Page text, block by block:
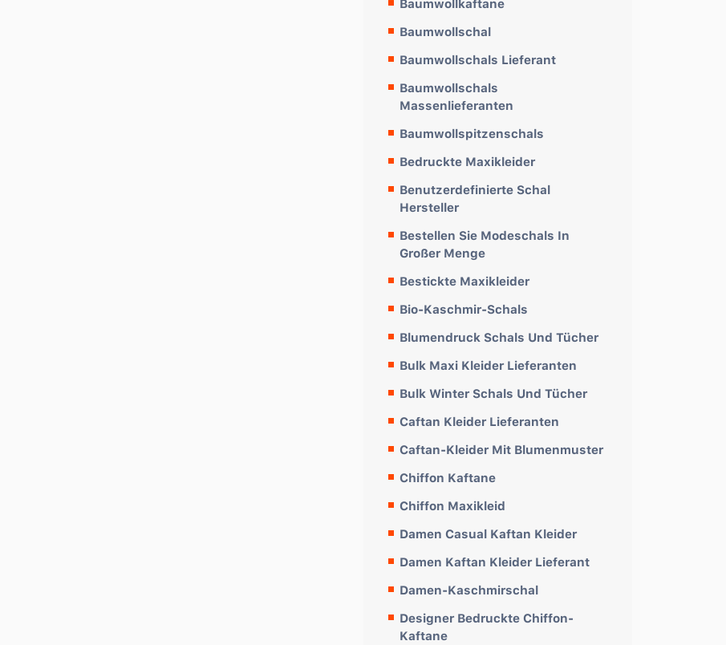
Baumwollschal
Baumwollschals Lieferant
Baumwollschals
Massenlieferanten
Baumwollspitzenschals
Bedruckte Maxikleider
Benutzerdefinierte Schal
Hersteller
Bestellen Sie Modeschals In
Großer Menge
Bestickte Maxikleider
Bio-Kaschmir-Schals
Blumendruck Schals Und Tücher
Bulk Maxi Kleider Lieferanten
Bulk Winter Schals Und Tücher
Caftan Kleider Lieferanten
Caftan-Kleider Mit Blumenmuster
Chiffon Kaftane
Chiffon Maxikleid
Damen Casual Kaftan Kleider
Damen Kaftan Kleider Lieferant
Damen-Kaschmirschal
Designer Bedruckte Chiffon-
Kaftane